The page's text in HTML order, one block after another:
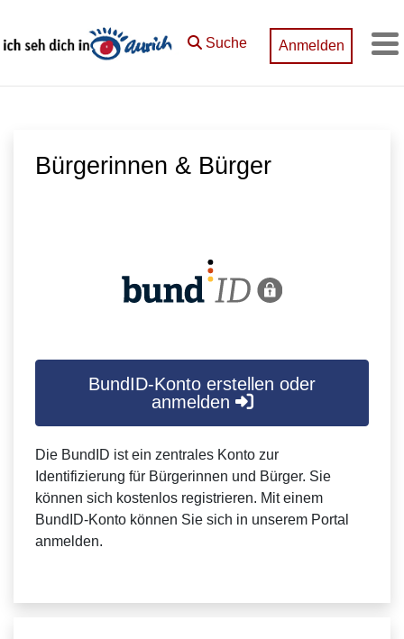
Suche Anmelden
Bürgerinnen & Bürger
BundID-Konto erstellen oder
anmelden
Die BundID ist ein zentrales Konto zur
Identifizierung für Bürgerinnen und Bürger. Sie
können sich kostenlos registrieren. Mit einem
BundID-Konto können Sie sich in unserem Portal
anmelden.